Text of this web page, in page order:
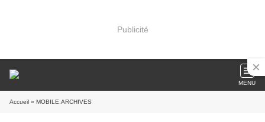
Publicité
MENU
Accueil » MOBILE.ARCHIVES